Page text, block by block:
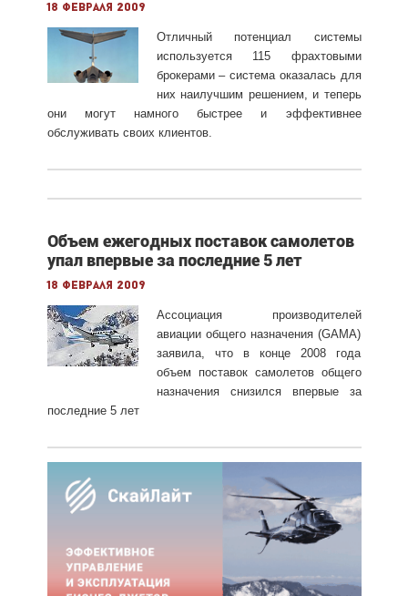
18 февраля 2009
Отличный потенциал системы
используется 115 фрахтовыми
брокерами – система оказалась для
них наилучшим решением, и теперь
они могут намного быстрее и эффективнее
обслуживать своих клиентов.
Объем ежегодных поставок самолетов
упал впервые за последние 5 лет
18 февраля 2009
Ассоциация производителей
авиации общего назначения (GAMA)
заявила, что в конце 2008 года
объем поставок самолетов общего
назначения снизился впервые за
последние 5 лет